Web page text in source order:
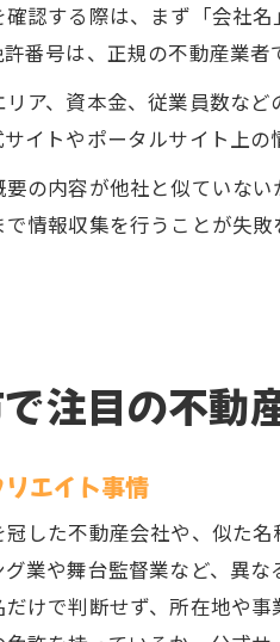
認する際は、まず「会社
番号は、正規の不動産業
ア、資本金、従業員数な
イトやポータルサイト上の
の内容が他社と似ていな
情報収集を行うことが失敗
注目の不動
エイト事情
した不動産会社や、似た
業や舞台監督業など、異
けで判断せず、所在地や